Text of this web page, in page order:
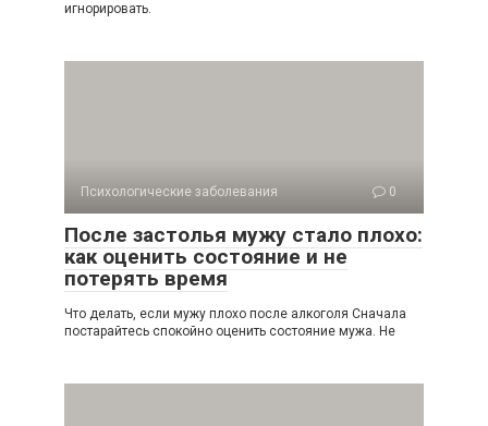
игнорировать.
Психологические заболевания 0
После застолья мужу стало плохо:
как оценить состояние и не
потерять время
Что делать, если мужу плохо после алкоголя Сначала
постарайтесь спокойно оценить состояние мужа. Не